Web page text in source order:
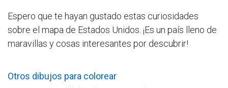
Espero que te hayan gustado estas curiosidades
sobre el mapa de Estados Unidos. ¡Es un país lleno de
maravillas y cosas interesantes por descubrir!
Otros dibujos para colorear